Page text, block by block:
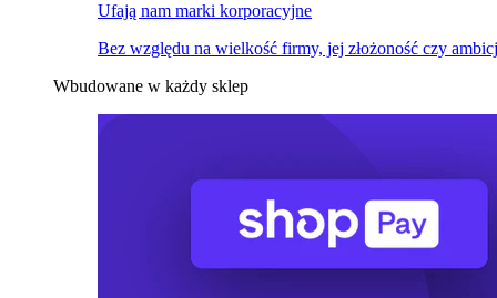
Ufają nam marki korporacyjne
Bez względu na wielkość firmy, jej złożoność czy
Wbudowane w każdy sklep